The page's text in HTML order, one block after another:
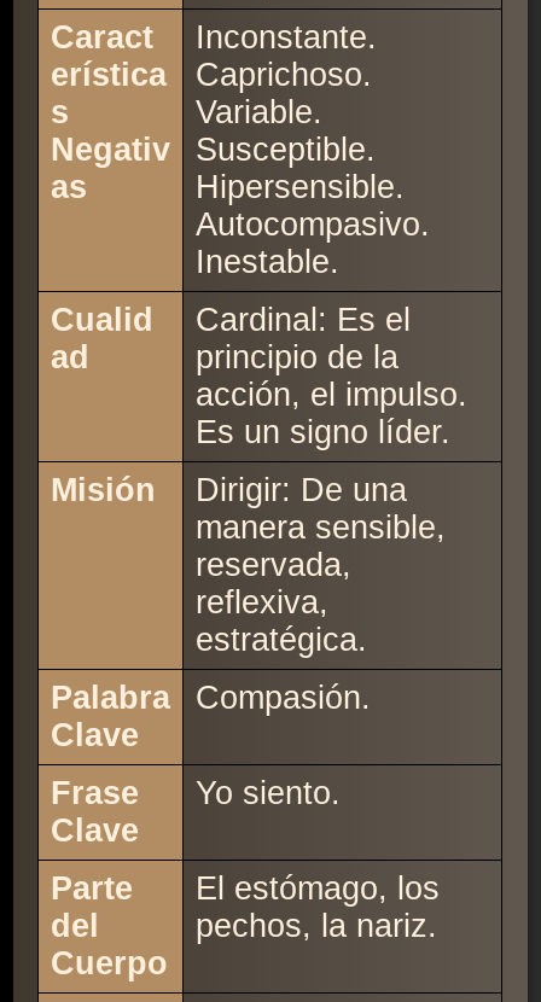
Caract
erística
s
Negativ
as
Inconstante.
Caprichoso.
Variable.
Susceptible.
Hipersensible.
Autocompasivo.
Inestable.
Cualid
ad
Cardinal: Es el
principio de la
acción, el impulso.
Es un signo líder.
Misión
Dirigir: De una
manera sensible,
reservada,
reflexiva,
estratégica.
Palabra
Clave
Compasión.
Frase
Clave
Yo siento.
Parte
del
Cuerpo
El estómago, los
pechos, la nariz.